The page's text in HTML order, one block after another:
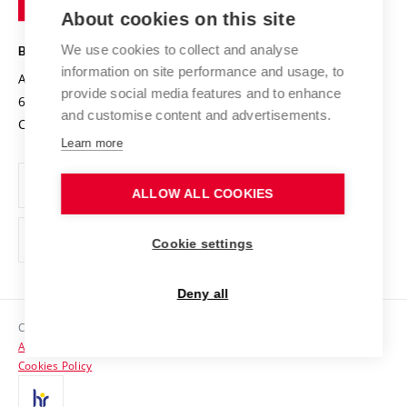
Projects
Projects from Structural Funds
Specific University Research
Safe University
Organization Structure
Official notice board
Personal Data Protection
Support and development of employees and students
Contacts
Media
Technology
BRNO UNIVERSITY OF TECHNOLOGY
Antonínská 548/1
602 00 Brno
Czech Republic
www.vut.cz
vut@vutbr.cz
Copyright © 2026 VUT
Accessibility Statement
Cookies Policy
About cookies on this site
We use cookies to collect and analyse
information on site performance and usage, to
provide social media features and to enhance
and customise content and advertisements.
Learn more
ALLOW ALL COOKIES
Cookie settings
Deny all